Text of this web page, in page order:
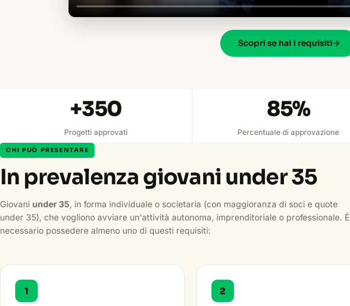
Scopri se hai i requisiti→
+350
Progetti approvati
85%
Percentuale di approvazione
CHI PUÒ PRESENTARE
In prevalenza giovani under 35
Giovani under 35, in forma individuale o societaria (con maggioranza di soci e quote
under 35), che vogliono avviare un'attività autonoma, imprenditoriale o professionale. È
necessario possedere almeno uno di questi requisiti:
1 2